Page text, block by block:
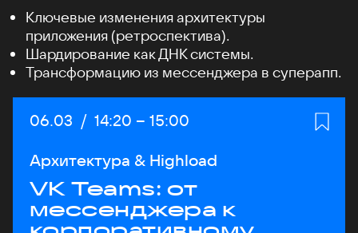
Ключевые изменения архитектуры
приложения (ретроспектива).
Шардирование как ДНК системы.
Трансформацию из мессенджера в суперапп.
Дата:
06.03 / Начало:
14:20 – Конец:
15:00
Архитектура & Highload
VK Teams: от
мессенджера к